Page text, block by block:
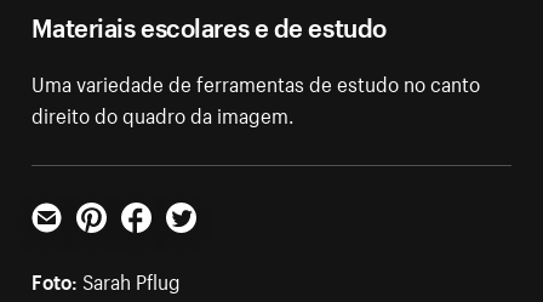
Materiais escolares e de estudo
Uma variedade de ferramentas de estudo no canto
direito do quadro da imagem.
E-mailPinterestFacebookTwitter
Foto: Sarah Pflug